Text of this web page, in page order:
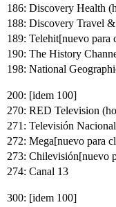
186: Discovery Health
188: Discovery Travel
189: Telehit[nuevo
190: The History
198: National
200: [idem 100]
270: RED Television
271: Televisión
272: Mega[nuevo para
273: Chilevisión[nuevo
274: Canal 13
300: [idem 100]